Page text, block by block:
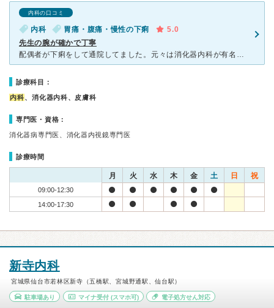
内科の口コミ
内科 胃痛・腹痛・慢性の下痢
5.0
先生の腕が確かで丁寧
配偶者が下痢をして通院してました。元々は消化器内科が有名な仙台オープン病院の消化器内科で後輩の指導にもあたられていた先生で、腕はお墨付きで確かながらとても穏やかなお人柄で丁寧に患者のお話しを聞いてくれ
診療科目：
内科、消化器内科、皮膚科
専門医・資格：
消化器病専門医、消化器内視鏡専門医
診療時間
月 火 水 木 金 土 日 祝
09:00-12:30
14:00-17:30
新寺内科
宮城県仙台市若林区新寺（五橋駅、宮城野通駅、仙台駅）
駐車場あり マイナ受付(スマホ可) 電子処方せん対応